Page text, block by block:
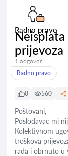
Radno pravo
Neisplata
prijevoza
1 odgovor
Radno pravo
0 560
Poštovani,
Poslodavac mi
Kolektivnom
troškova
rada i obrnuto u